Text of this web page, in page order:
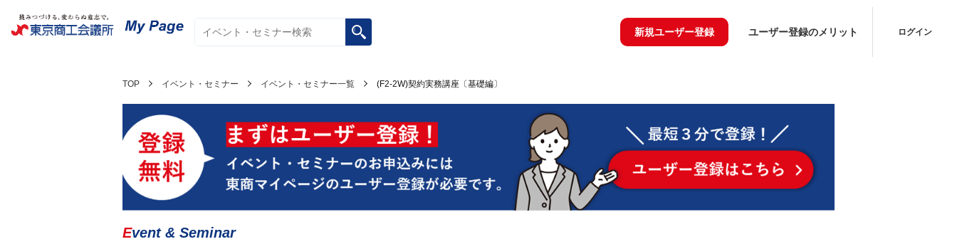
新規ユーザー登録 ユーザー登録のメリット ログイン
TOP イベント・セミナー イベント・セミナー一覧 (F2-2W)契約実務講座〔基礎編〕
Event & Seminar